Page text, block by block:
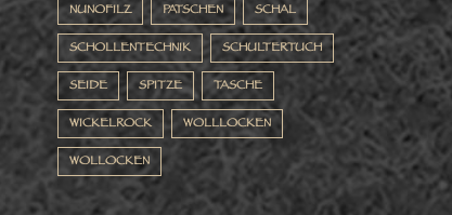
NUNOFILZ PATSCHEN SCHAL
SCHOLLENTECHNIK SCHULTERTUCH
SEIDE SPITZE TASCHE
WICKELROCK WOLLLOCKEN
WOLLOCKEN